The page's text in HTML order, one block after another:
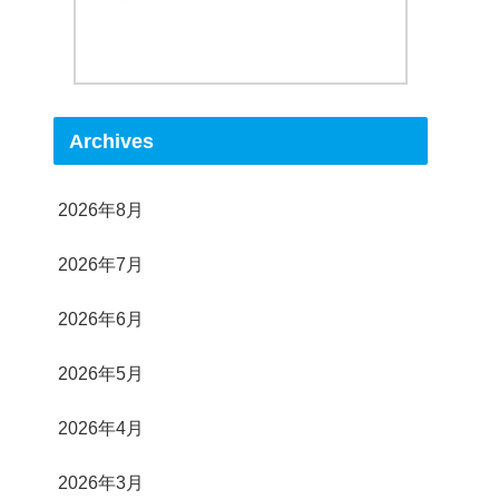
Archives
2026年8月
2026年7月
2026年6月
2026年5月
2026年4月
2026年3月